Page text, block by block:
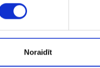
Noraidīt
pārstāvim
nav LTRK biedri
jau